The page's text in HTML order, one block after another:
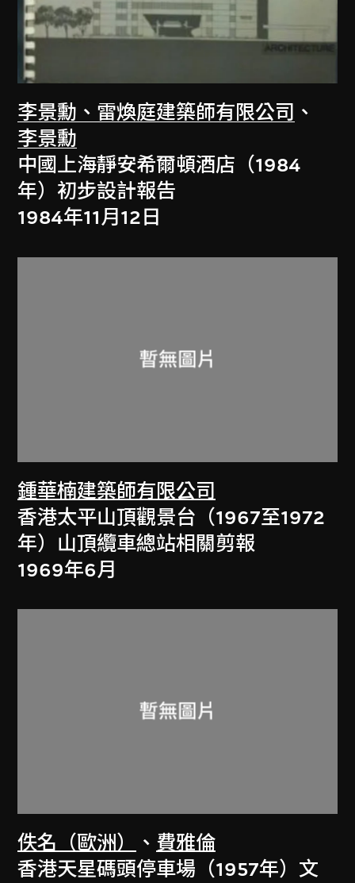
李景勳、雷煥庭建築師有限公司 、
李景勳
中國上海靜安希爾頓酒店（1984
年）初步設計報告
1984年11月12日
鍾華楠建築師有限公司
香港太平山頂觀景台（1967至1972
年）山頂纜車總站相關剪報
1969年6月
佚名（歐洲） 、 費雅倫
香港天星碼頭停車場（1957年）文